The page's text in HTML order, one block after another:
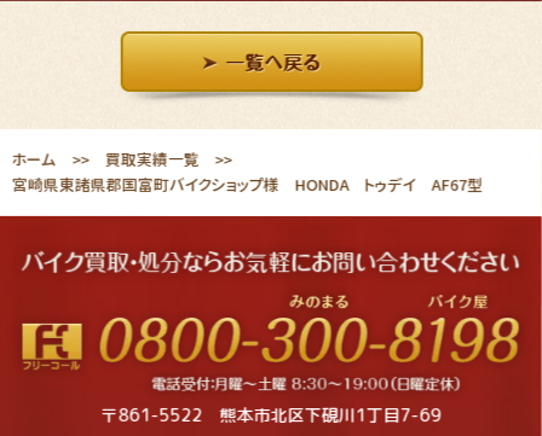
ホーム 買取実績一覧
宮崎県東諸県郡国富町バイクショップ様 HONDA トゥデイ AF67型
〒861-5522 熊本市北区下硯川1丁目7-69